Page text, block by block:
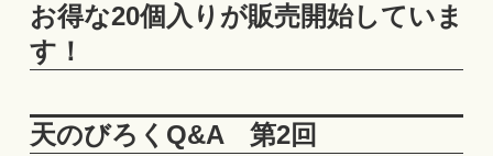
お得な20個入りが販売開始していま
す！
天のびろくQ&A 第2回